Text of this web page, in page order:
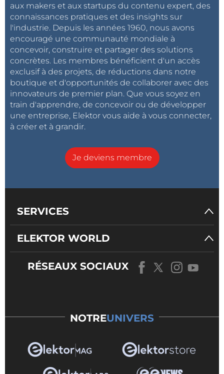
aux makers et aux startups du contenu expert, des
connaissances pratiques et des insights sur
l'industrie. Depuis les années 1960, nous avons
encouragé une communauté mondiale à
concevoir, construire et partager des solutions
concrètes. Les membres bénéficient d'un accès
exclusif à des projets, de réductions dans notre
boutique et d'opportunités de collaborer avec des
innovateurs de premier plan. Que vous soyez en
train d'apprendre, de concevoir ou de développer
une entreprise, Elektor vous aide à vous connecter,
à créer et à grandir.
Je deviens membre
SERVICES
ELEKTOR WORLD
RÉSEAUX SOCIAUX
NOTREUNIVERS